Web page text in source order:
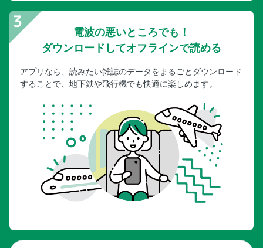
電波の悪いところでも！
ダウンロードしてオフラインで読める
アプリなら、読みたい雑誌のデータをまるごとダウンロード
することで、地下鉄や飛行機でも快適に楽しめます。